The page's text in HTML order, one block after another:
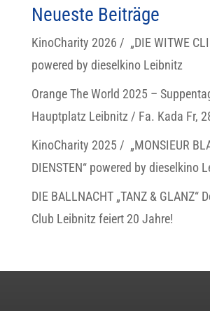
Neueste Beiträge
KinoCharity 2026 / „DIE WITWE
powered by dieselkino Leibnitz
Orange The World 2025 –
Hauptplatz Leibnitz / Fa. Kada Fr,
KinoCharity 2025 / „MONSIEUR
DIENSTEN“ powered by dieselkino
DIE BALLNACHT „TANZ & GLANZ“
Club Leibnitz feiert 20 Jahre!